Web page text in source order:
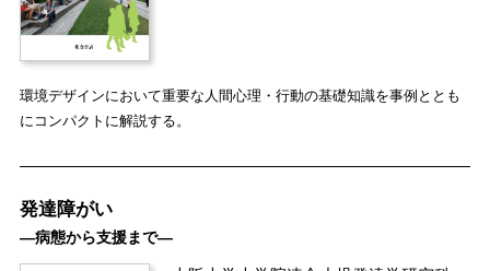
環境デザインにおいて重要な人間心理・行動の基礎知識を事例ととも
にコンパクトに解説する。
発達障がい
―病態から支援まで―